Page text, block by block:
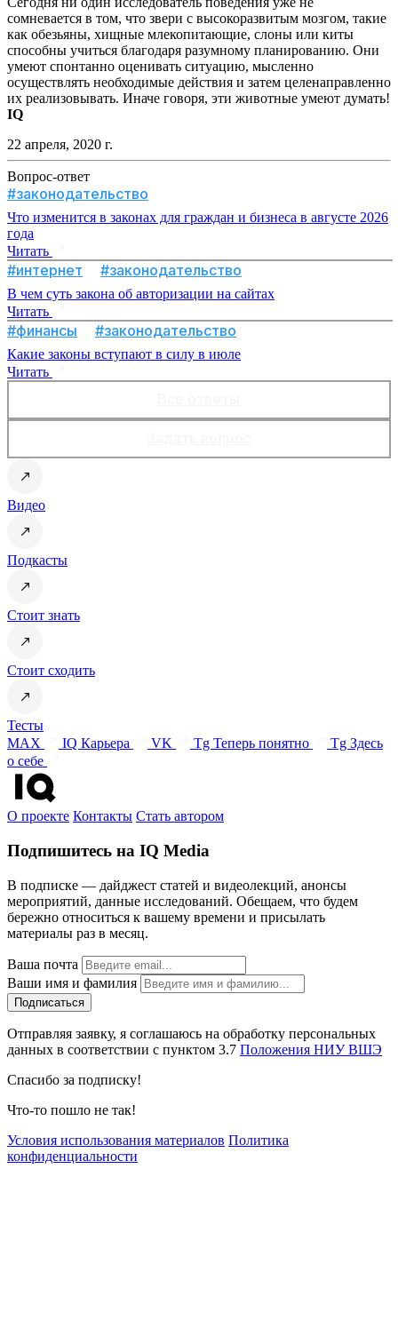
сомневается в том, что звери с высокоразвитым мозгом, такие
как обезьяны, хищные млекопитающие, слоны или киты
способны учиться благодаря разумному планированию. Они
умеют спонтанно оценивать ситуацию, мысленно
осуществлять необходимые действия и затем целенаправленно
их реализовывать. Иначе говоря, эти животные умеют думать!
IQ
22 апреля, 2020 г.
Вопрос-ответ
#законодательство
Что изменится в законах для граждан и бизнеса в августе 2026
года
Читать
#интернет #законодательство
В чем суть закона об авторизации на сайтах
Читать
#финансы #законодательство
Какие законы вступают в силу в июле
Читать
Видео
Подкасты
Стоит знать
Стоит сходить
Тесты
MAX
IQ Карьера VK Tg Теперь понятно
Tg Здесь
о себе
О проекте Контакты Стать автором
Подпишитесь на IQ Media
В подписке — дайджест статей и видеолекций, анонсы
мероприятий, данные исследований. Обещаем, что будем
бережно относиться к вашему времени и присылать
материалы раз в месяц.
Ваша почта
Ваши имя и фамилия
Отправляя заявку, я соглашаюсь на обработку персональных
данных в соответствии с пунктом 3.7 Положения НИУ ВШЭ
Спасибо за подписку!
Что-то пошло не так!
Условия использования материалов Политика
конфиденциальности